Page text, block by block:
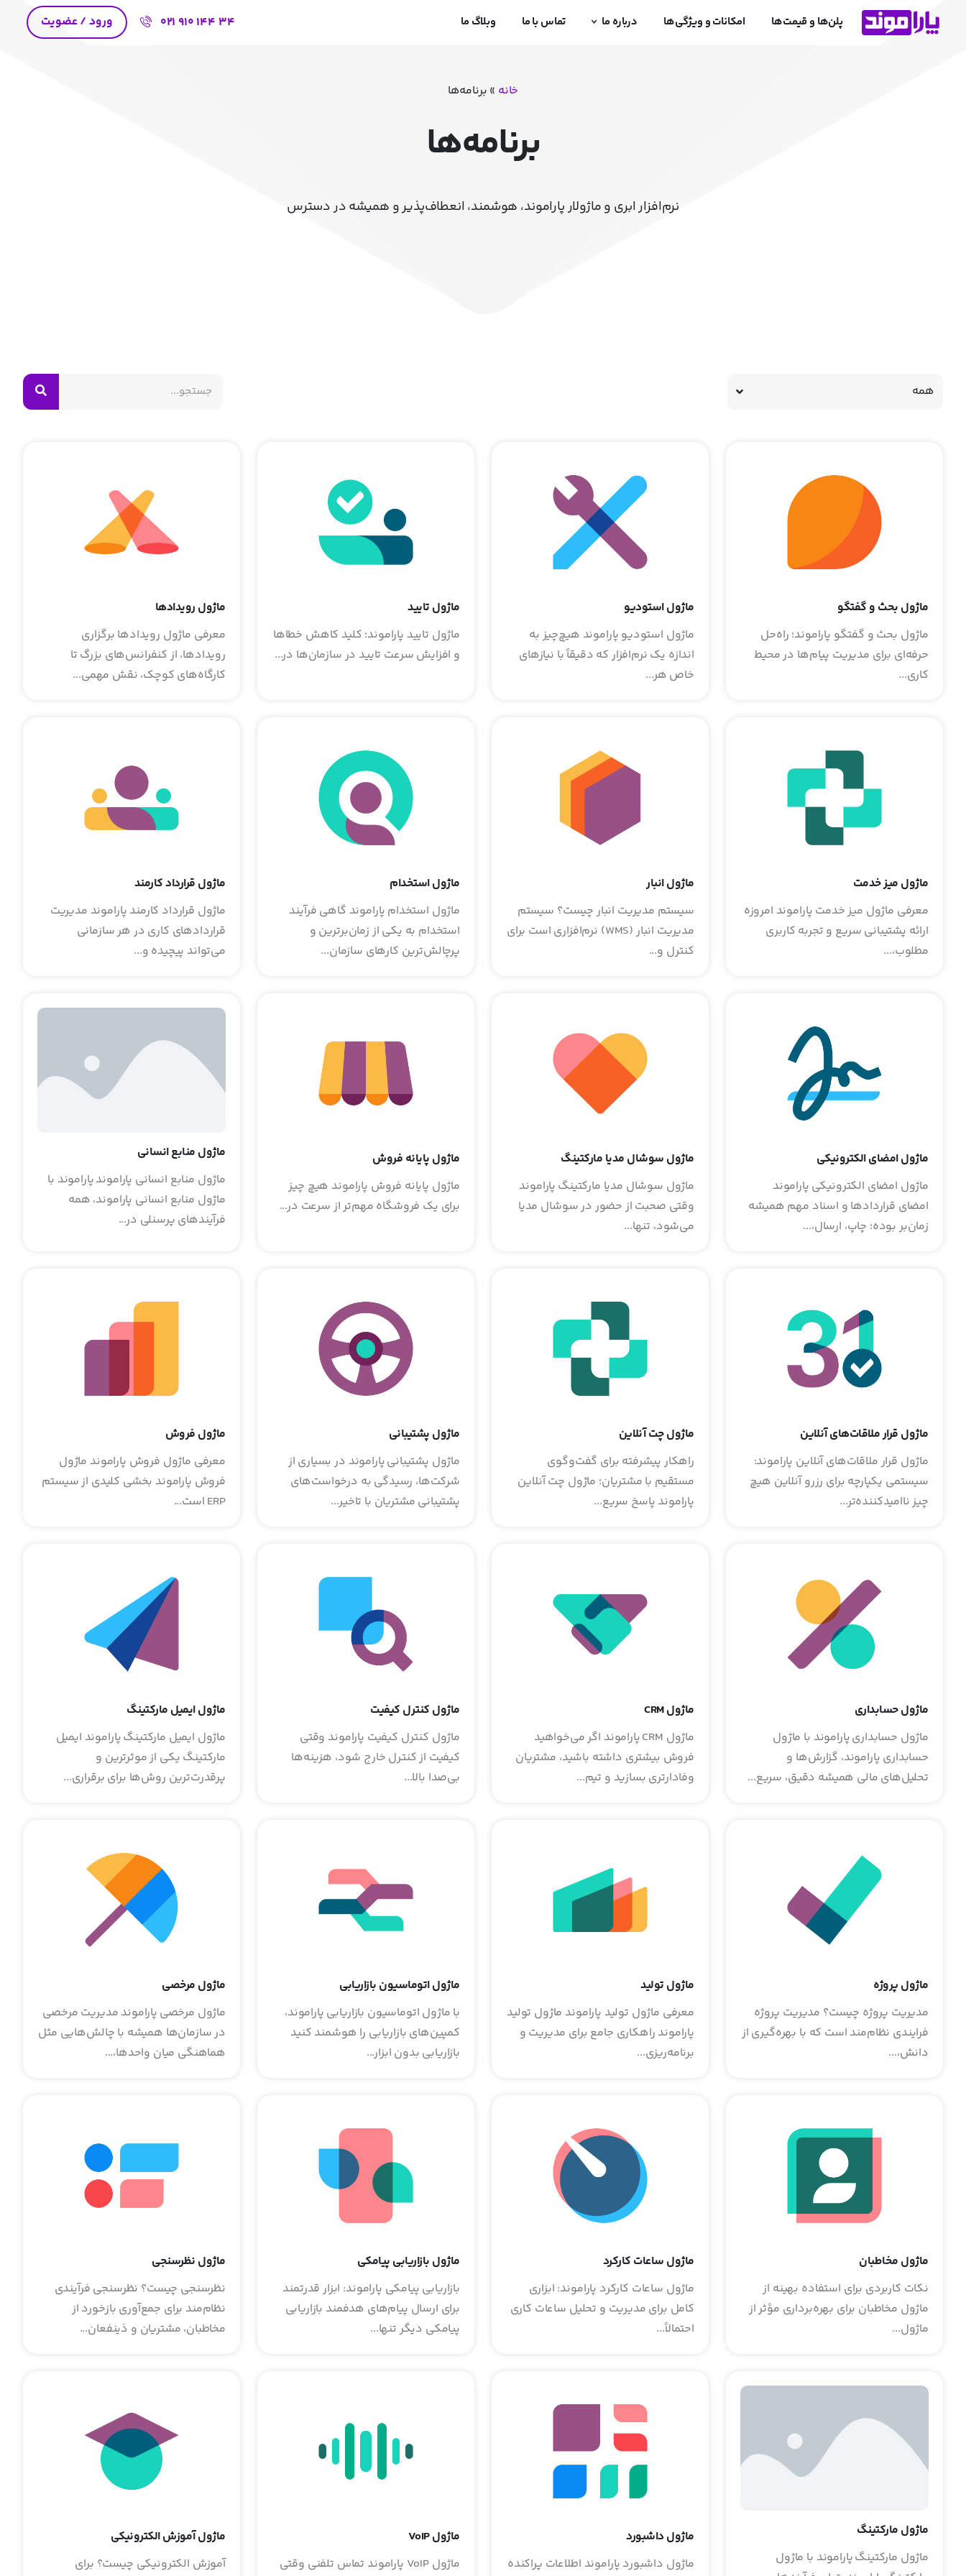
پلن‌ها و قیمت‌ها امکانات و ویژگی‌ها درباره ما تماس با ما وبلاگ ما 021 910 144 34 ورود / عضویت
خانه » برنامه‌ها
برنامه‌ها
نرم‌افزار ابری و ماژولار پاراموند، هوشمند، انعطاف‌پذیر و همیشه در دسترس
همه
ماژول بحث و گفتگو
ماژول بحث و گفتگو پاراموند؛ راه‌حل
حرفه‌ای برای مدیریت پیام‌ها در محیط
کاری...
ماژول استودیو
ماژول استودیو پاراموند هیچ‌چیز به
اندازه یک نرم‌افزار که دقیقاً با نیازهای
خاص هر...
ماژول تایید
ماژول تایید پاراموند؛ کلید کاهش خطاها
و افزایش سرعت تایید در سازمان‌ها در...
ماژول رویدادها
معرفی ماژول رویدادها برگزاری
رویدادها، از کنفرانس‌های بزرگ تا
کارگاه‌های کوچک، نقش مهمی...
ماژول میز خدمت
معرفی ماژول میز خدمت پاراموند امروزه
ارائه پشتیبانی سریع و تجربه کاربری
مطلوب،...
ماژول انبار
سیستم مدیریت انبار چیست؟ سیستم
مدیریت انبار (WMS) نرم‌افزاری است برای
کنترل و...
ماژول استخدام
ماژول استخدام پاراموند گاهی فرآیند
استخدام به یکی از زمان‌برترین و
پرچالش‌ترین کارهای سازمان...
ماژول قرارداد کارمند
ماژول قرارداد کارمند پاراموند مدیریت
قراردادهای کاری در هر سازمانی
می‌تواند پیچیده و...
ماژول امضای الکترونیکی
ماژول امضای الکترونیکی پاراموند
امضای قراردادها و اسناد مهم همیشه
زمان‌بر بوده؛ چاپ، ارسال،...
ماژول سوشال مدیا مارکتینگ
ماژول سوشال مدیا مارکتینگ پاراموند
وقتی صحبت از حضور در سوشال مدیا
می‌شود، تنها...
ماژول پایانه فروش
ماژول پایانه فروش پاراموند هیچ چیز
برای یک فروشگاه مهم‌تر از سرعت در...
ماژول منابع انسانی
ماژول منابع انسانی پاراموند پاراموند با
ماژول منابع انسانی پاراموند، همه
فرآیندهای پرسنلی در...
ماژول قرار ملاقات‌های آنلاین
ماژول قرار ملاقات‌های آنلاین پاراموند:
سیستمی یکپارچه برای رزرو آنلاین هیچ
چیز ناامیدکننده‌تر...
ماژول چت آنلاین
راهکار پیشرفته برای گفت‌وگوی
مستقیم با مشتریان؛ ماژول چت آنلاین
پاراموند پاسخ سریع...
ماژول پشتیبانی
ماژول پشتیبانی پاراموند در بسیاری از
شرکت‌ها، رسیدگی به درخواست‌های
پشتیبانی مشتریان با تاخیر...
ماژول فروش
معرفی ماژول فروش پاراموند ماژول
فروش پاراموند بخشی کلیدی از سیستم
ERP است...
ماژول حسابداری
ماژول حسابداری پاراموند با ماژول
حسابداری پاراموند، گزارش‌ها و
تحلیل‌های مالی همیشه دقیق، سریع...
ماژول CRM
ماژول CRM پاراموند اگر می‌خواهید
فروش بیشتری داشته باشید، مشتریان
وفادارتری بسازید و تیم...
ماژول کنترل کیفیت
ماژول کنترل کیفیت پاراموند وقتی
کیفیت از کنترل خارج شود، هزینه‌ها
بی‌صدا بالا...
ماژول ایمیل مارکتینگ
ماژول ایمیل مارکتینگ پاراموند ایمیل
مارکتینگ یکی از موثرترین و
پرقدرت‌ترین روش‌ها برای برقراری...
ماژول پروژه‌
مدیریت پروژه چیست؟ مدیریت پروژه
فرایندی نظام‌مند است که با بهره‌گیری از
دانش،...
ماژول تولید
معرفی ماژول تولید پاراموند ماژول تولید
پاراموند راهکاری جامع برای مدیریت و
برنامه‌ریزی...
ماژول اتوماسیون بازاریابی
با ماژول اتوماسیون بازاریابی پاراموند،
کمپین‌های بازاریابی را هوشمند کنید
بازاریابی بدون ابزار...
ماژول مرخصی
ماژول مرخصی پاراموند مدیریت مرخصی
در سازمان‌ها همیشه با چالش‌هایی مثل
هماهنگی میان واحدها،...
ماژول مخاطبان
نکات کاربردی برای استفاده بهینه از
ماژول مخاطبان برای بهره‌برداری مؤثر از
ماژول...
ماژول ساعات کارکرد
ماژول ساعات کارکرد پاراموند: ابزاری
کامل برای مدیریت و تحلیل ساعات کاری
احتمالاً...
ماژول بازاریابی پیامکی
بازاریابی پیامکی پاراموند: ابزار قدرتمند
برای ارسال پیام‌های هدفمند بازاریابی
پیامکی دیگر تنها...
ماژول نظرسنجی
نظرسنجی چیست؟ نظرسنجی فرآیندی
نظام‌مند برای جمع‌آوری بازخورد از
مخاطبان، مشتریان و ذینفعان...
ماژول مارکتینگ
ماژول مارکتینگ پاراموند با ماژول
ماژول داشبورد
ماژول داشبورد پاراموند اطلاعات پراکنده
ماژول VoIP
ماژول VoIP پاراموند تماس تلفنی وقتی
ماژول آموزش الکترونیکی
آموزش الکترونیکی چیست؟ برای